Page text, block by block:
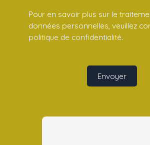
Pour en savoir plus sur le
données personnelles, veuillez
politique de confidentialité.
Envoyer